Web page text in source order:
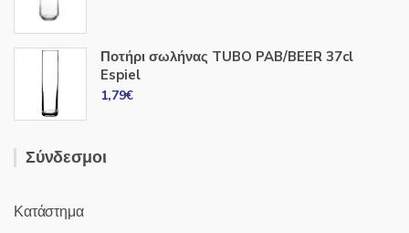
Ποτήρι σωλήνας TUBO PAB/BEER 37cl
Espiel
1,79€
Σύνδεσμοι
Κατάστημα